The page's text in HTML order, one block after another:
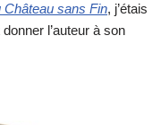
sans Fin, j’étais
l’auteur à son